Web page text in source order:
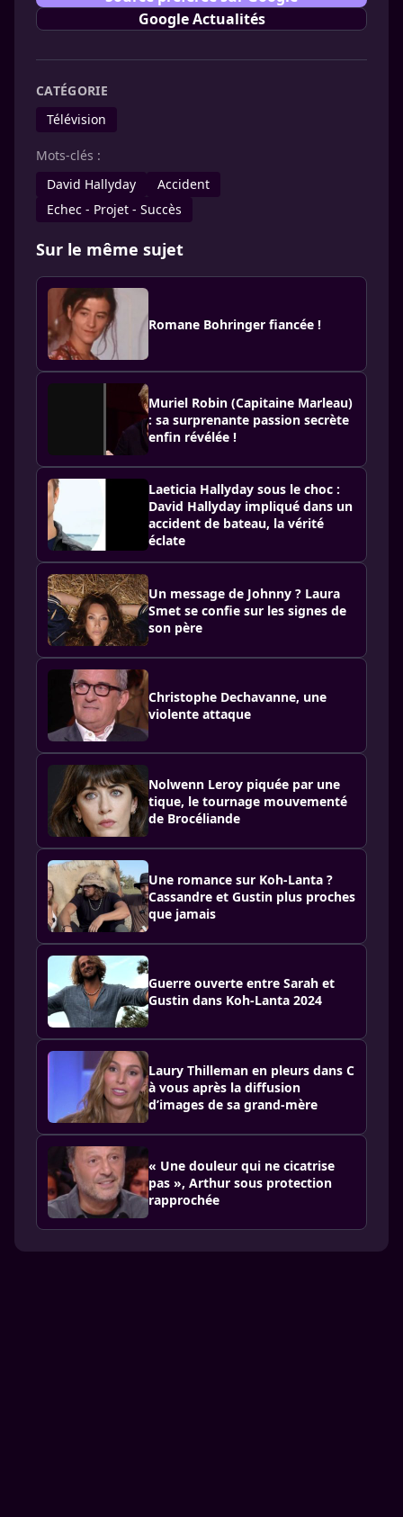
Google Actualités
CATÉGORIE
Télévision
Mots-clés :
David Hallyday
Accident
Echec - Projet - Succès
Sur le même sujet
Romane Bohringer fiancée !
Muriel Robin (Capitaine Marleau)
: sa surprenante passion secrète
enfin révélée !
Laeticia Hallyday sous le choc :
David Hallyday impliqué dans un
accident de bateau, la vérité
éclate
Un message de Johnny ? Laura
Smet se confie sur les signes de
son père
Christophe Dechavanne, une
violente attaque
Nolwenn Leroy piquée par une
tique, le tournage mouvementé
de Brocéliande
Une romance sur Koh-Lanta ?
Cassandre et Gustin plus proches
que jamais
Guerre ouverte entre Sarah et
Gustin dans Koh-Lanta 2024
Laury Thilleman en pleurs dans C
à vous après la diffusion
d’images de sa grand-mère
« Une douleur qui ne cicatrise
pas », Arthur sous protection
rapprochée